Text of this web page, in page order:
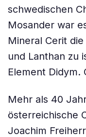
schwedischen
Mosander war
Mineral Cerit
und Lanthan zu
Element Didym.
Mehr als 40
österreichische
Joachim